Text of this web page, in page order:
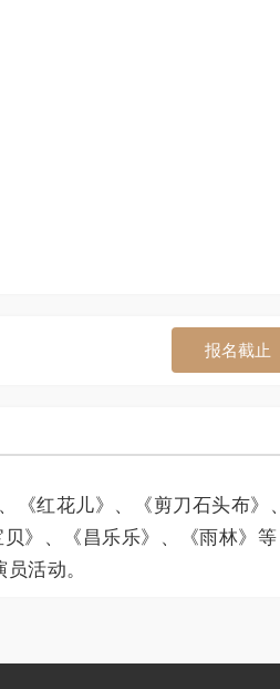
报名截止
红花儿》、《剪刀石头布》、
》、《昌乐乐》、《雨林》等
活动。